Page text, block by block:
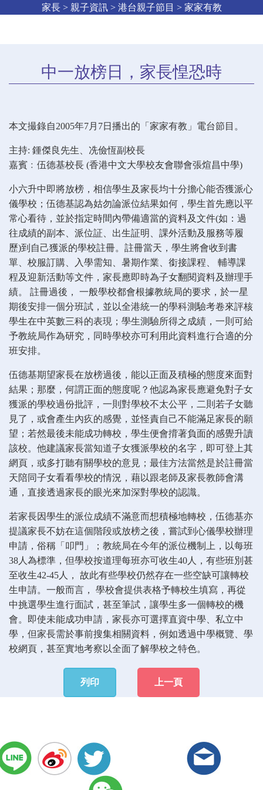
家長 > 親子資訊 > 港台親子節目 > 家家有教
中一放榜日，家長惶恐時
本文撮錄自2005年7月7日播出的「家家有教」電台節目。
主持: 鍾傑良先生、冼儉恆副校長
嘉賓﹕伍德基校長 (香港中文大學校友會聯會張煊昌中學)
小六升中即將放榜，相信學生及家長均十分擔心能否獲派心
儀學校；伍德基認為姑勿論派位結果如何，學生首先應以平
常心看待，並於指定時間內帶備適當的資料及文件(如：過
往成績的副本、派位証、出生証明、課外活動及服務等履
歷)到自己獲派的學校註冊。註冊當天，學生將會收到書
單、校服訂購、入學需知、暑期作業、銜接課程、 輔導課
程及迎新活動等文件，家長應即時為子女翻閱資料及辦理手
績。 註冊過後， 一般學校都會根據教統局的要求，於一星
期後安排一個分班試，並以全港統一的學科測驗考卷來評核
學生在中英數三科的表現；學生測驗所得之成績，一則可給
予教統局作為研究，同時學校亦可利用此資料進行合適的分
班安排。
伍德基期望家長在放榜過後，能以正面及積極的態度來面對
結果；那麼，何謂正面的態度呢？他認為家長應避免對子女
獲派的學校過份批評，一則對學校不太公平，二則若子女聽
見了，或會產生內疚的感覺，並怪責自己不能滿足家長的願
望；若然最後未能成功轉校，學生便會揹著負面的感覺升讀
該校。他建議家長當知道子女獲派學校的名字，即可登上其
網頁，或多打聽有關學校的意見；最佳方法當然是於註冊當
天陪同子女看看學校的情況，藉以跟老師及家長教師會溝
通，直接透過家長的眼光來加深對學校的認識。
若家長因學生的派位成績不滿意而想積極地轉校，伍德基亦
提議家長不妨在這個階段或放榜之後，嘗試到心儀學校辦理
申請，俗稱「叩門」；教統局在今年的派位機制上，以每班
38人為標準，但學校按道理每班亦可收生40人，有些班別甚
至收生42-45人， 故此有些學校仍然存在一些空缺可讓轉校
生申請。一般而言， 學校會提供表格予轉校生填寫，再從
中挑選學生進行面試，甚至筆試，讓學生多一個轉校的機
會。即使未能成功申請，家長亦可選擇直資中學、私立中
學，但家長需於事前搜集相關資料，例如透過中學概覽、學
校網頁，甚至實地考察以全面了解學校之特色。
列印 上一頁